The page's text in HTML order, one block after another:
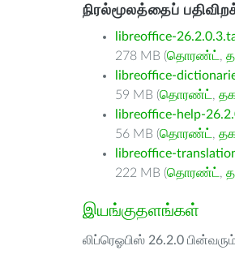
நிரல்மூலத்தைப்
libreoffice-
278 MB (தொரண்ட் ,
libreoffice-
59 MB (தொரண்ட் ,
libreoffice-help-
56 MB (தொரண்ட் ,
libreoffice-
222 MB (தொரண்ட் ,
இயங்குதளங்கள்
லிப்ரெஓபிஸ் 26.2.0